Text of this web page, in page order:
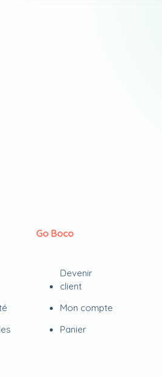
Go Boco
Devenir
client
Mon compte
Panier